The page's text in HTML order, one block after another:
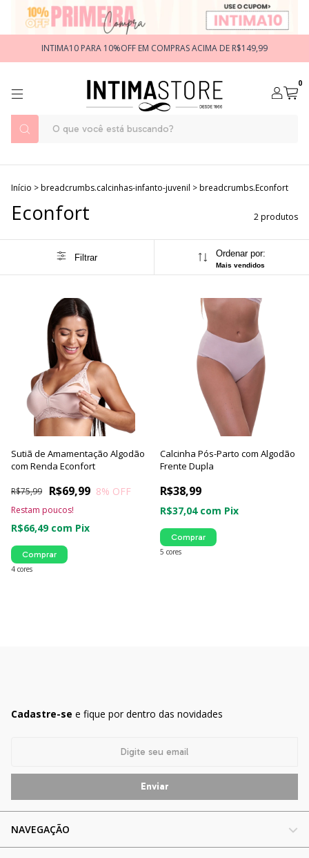
INTIMA10 PARA 10%OFF EM COMPRAS ACIMA DE R$149,99
0
Início >breadcrumbs.calcinhas-infanto-juvenil >breadcrumbs.Econfort
Econfort 2 produtos
Filtrar Ordenar por:
Mais vendidos
Sutiã de Amamentação Algodão
com Renda Econfort
R$69,99
R$75,99 8% OFF
R$66,49 com Pix
Restam poucos!
4 cores
Comprar
Calcinha Pós-Parto com Algodão
Frente Dupla
R$38,99
R$37,04 com Pix
5 cores
Comprar
Cadastre-se e fique por dentro das novidades
NAVEGAÇÃO